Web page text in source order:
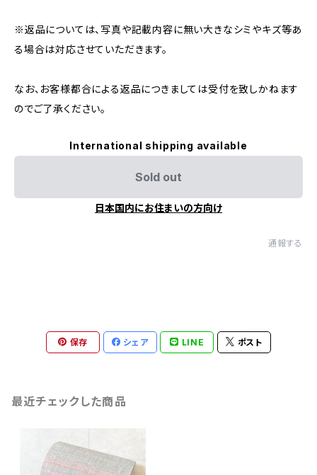
※返品については、写真や記載内容に無い大きなシミやキズ等あ
る場合は対応させていただきます。
なお、お客様都合による返品につきましては受付を致しかねます
のでご了承ください。
International shipping available
Sold out
日本国内にお住まいの方向け
通報する
保存 シェア LINE ポスト
最近チェックした商品